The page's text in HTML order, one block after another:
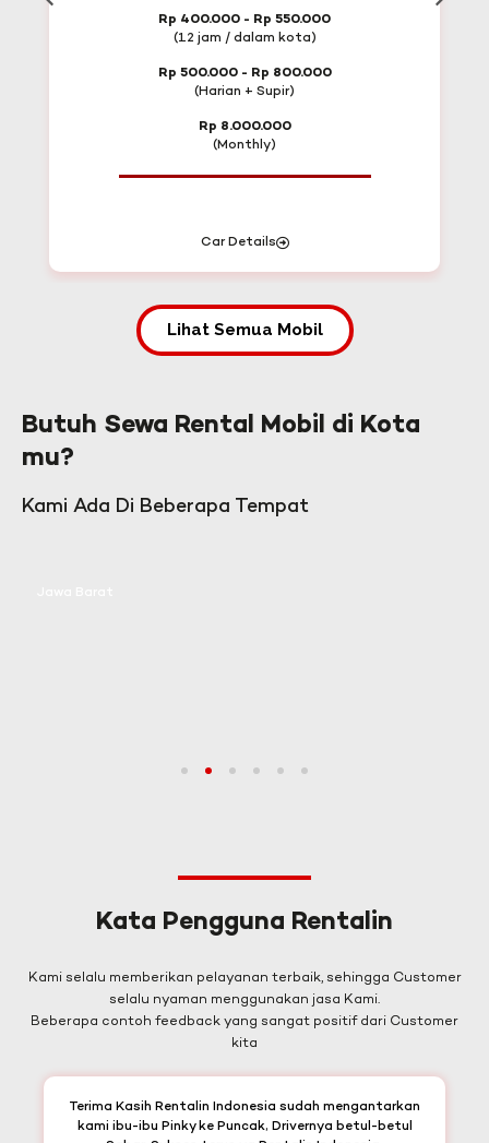
Rp 400.000 - Rp 550.000
(12 jam / dalam kota)
Rp 500.000 - Rp 800.000
(Harian + Supir)
Rp 8.000.000
(Monthly)
Car Details
Lihat Semua Mobil
Butuh Sewa Rental Mobil di Kota
mu?
Kami Ada Di Beberapa Tempat
3 4 5 6
Kata Pengguna Rentalin
Kami selalu memberikan pelayanan terbaik, sehingga Customer
selalu nyaman menggunakan jasa Kami.
Beberapa contoh feedback yang sangat positif dari Customer
kita
Terima Kasih Rentalin Indonesia sudah mengantarkan
kami ibu-ibu Pinky ke Puncak, Drivernya betul-betul